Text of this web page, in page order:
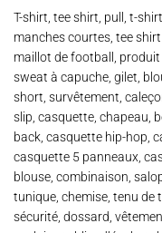
T-shirt, tee shirt, pull, t-
manches courtes, tee
maillot de football,
sweat à capuche, gilet,
short, survêtement,
slip, casquette, chapeau,
back, casquette hip-hop,
casquette 5 panneaux,
blouse, combinaison,
tunique, chemise, tenu de
sécurité, dossard,